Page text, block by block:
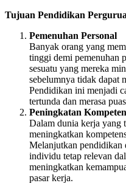
Tujuan Pendidikan
Pemenuhan Personal
Banyak orang yang
tinggi demi pemenuhan
sesuatu yang mereka
sebelumnya tidak dapat
Pendidikan ini menjadi
tertunda dan merasa
Peningkatan
Dalam dunia kerja yang
meningkatkan
Melanjutkan pendidikan
individu tetap relevan
meningkatkan
pasar kerja.